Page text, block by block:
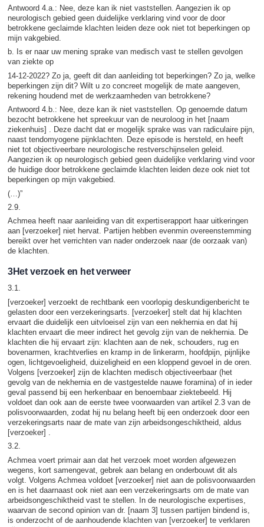
Antwoord 4.a.: Nee, deze kan ik niet vaststellen. Aangezien ik op
neurologisch gebied geen duidelijke verklaring vind voor de door
betrokkene geclaimde klachten leiden deze ook niet tot beperkingen op
mijn vakgebied.
b. Is er naar uw mening sprake van medisch vast te stellen gevolgen
van ziekte op
14-12-2022? Zo ja, geeft dit dan aanleiding tot beperkingen? Zo ja, welke
beperkingen zijn dit? Wilt u zo concreet mogelijk de mate aangeven,
rekening houdend met de werkzaamheden van betrokkene?
Antwoord 4.b.: Nee, deze kan ik niet vaststellen. Op genoemde datum
bezocht betrokkene het spreekuur van de neuroloog in het [naam
ziekenhuis] . Deze dacht dat er mogelijk sprake was van radiculaire pijn,
naast tendomyogene pijnklachten. Deze episode is hersteld, en heeft
niet tot objectiveerbare neurologische restverschijnselen geleid.
Aangezien ik op neurologisch gebied geen duidelijke verklaring vind voor
de huidige door betrokkene geclaimde klachten leiden deze ook niet tot
beperkingen op mijn vakgebied.
(…)”
2.9.
Achmea heeft naar aanleiding van dit expertiserapport haar uitkeringen
aan [verzoeker] niet hervat. Partijen hebben evenmin overeenstemming
bereikt over het verrichten van nader onderzoek naar (de oorzaak van)
de klachten.
3Het verzoek en het verweer
3.1.
[verzoeker] verzoekt de rechtbank een voorlopig deskundigenbericht te
gelasten door een verzekeringsarts. [verzoeker] stelt dat hij klachten
ervaart die duidelijk een uitvloeisel zijn van een nekhernia en dat hij
klachten ervaart die meer indirect het gevolg zijn van de nekhernia. De
klachten die hij ervaart zijn: klachten aan de nek, schouders, rug en
bovenarmen, krachtverlies en kramp in de linkerarm, hoofdpijn, pijnlijke
ogen, lichtgevoeligheid, duizeligheid en een kloppend gevoel in de oren.
Volgens [verzoeker] zijn de klachten medisch objectiveerbaar (het
gevolg van de nekhernia en de vastgestelde nauwe foramina) of in ieder
geval passend bij een herkenbaar en benoembaar ziektebeeld. Hij
voldoet dan ook aan de eerste twee voorwaarden van artikel 2.3 van de
polisvoorwaarden, zodat hij nu belang heeft bij een onderzoek door een
verzekeringsarts naar de mate van zijn arbeidsongeschiktheid, aldus
[verzoeker] .
3.2.
Achmea voert primair aan dat het verzoek moet worden afgewezen
wegens, kort samengevat, gebrek aan belang en onderbouwt dit als
volgt. Volgens Achmea voldoet [verzoeker] niet aan de polisvoorwaarden
en is het daarnaast ook niet aan een verzekeringsarts om de mate van
arbeidsongeschiktheid vast te stellen. In de neurologische expertises,
waarvan de second opinion van dr. [naam 3] tussen partijen bindend is,
is onderzocht of de aanhoudende klachten van [verzoeker] te verklaren